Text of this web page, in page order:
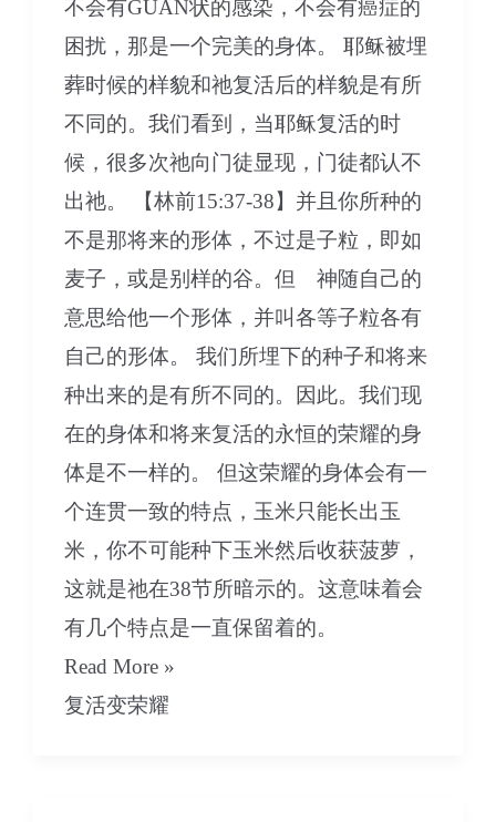
不会有GUAN状的感染，不会有癌症的
困扰，那是一个完美的身体。 耶稣被埋
葬时候的样貌和祂复活后的样貌是有所
不同的。我们看到，当耶稣复活的时
候，很多次祂向门徒显现，门徒都认不
出祂。 【林前15:37-38】并且你所种的
不是那将来的形体，不过是子粒，即如
麦子，或是别样的谷。但 神随自己的
意思给他一个形体，并叫各等子粒各有
自己的形体。 我们所埋下的种子和将来
种出来的是有所不同的。因此。我们现
在的身体和将来复活的永恒的荣耀的身
体是不一样的。 但这荣耀的身体会有一
个连贯一致的特点，玉米只能长出玉
米，你不可能种下玉米然后收获菠萝，
这就是祂在38节所暗示的。这意味着会
有几个特点是一直保留着的。
08
永
Read More »
复活变荣耀